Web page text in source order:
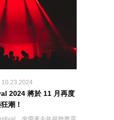
10.23.2024
2024 將於 11 月再度
潮！